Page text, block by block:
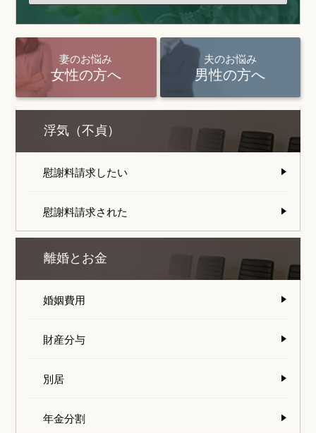
妻のお悩み
女性の方へ
夫のお悩み
男性の方へ
浮気（不貞）
慰謝料請求したい
慰謝料請求された
離婚とお金
婚姻費用
財産分与
別居
年金分割